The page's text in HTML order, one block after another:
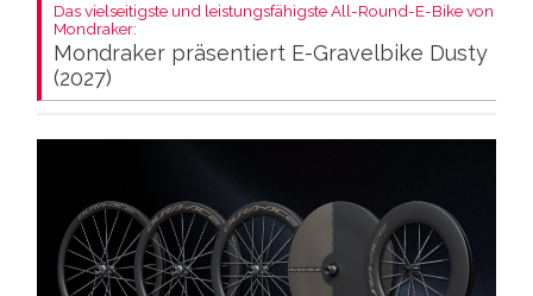
Das vielseitigste und leistungsfähigste All-Round-E-Bike von
Mondraker:
Mondraker präsentiert E-Gravelbike Dusty
(2027)